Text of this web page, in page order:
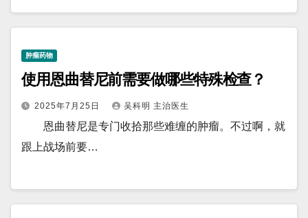
肿瘤药物
使用恩曲替尼前需要做哪些特殊检查？
2025年7月25日 吴科明 主治医生
恩曲替尼是专门收拾那些难缠的肿瘤。不过啊，就
跟上战场前要…